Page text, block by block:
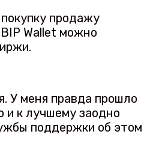
продажу
Wallet можно
У меня правда прошло
и к лучшему заодно
поддержки об этом